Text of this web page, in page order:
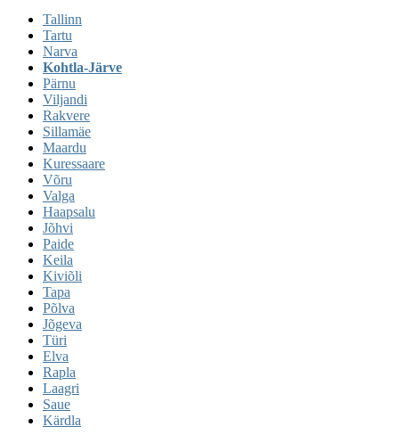
Tallinn
Tartu
Narva
Kohtla-Järve
Pärnu
Viljandi
Rakvere
Sillamäe
Maardu
Kuressaare
Võru
Valga
Haapsalu
Jõhvi
Paide
Keila
Kiviõli
Tapa
Põlva
Jõgeva
Türi
Elva
Rapla
Laagri
Saue
Kärdla